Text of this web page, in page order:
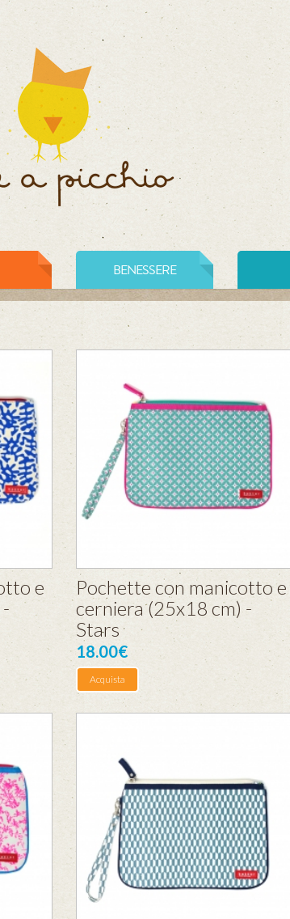
BENESSERE
e
Pochette con manicotto e
cerniera (25x18 cm) -
Stars
18.00€
Acquista